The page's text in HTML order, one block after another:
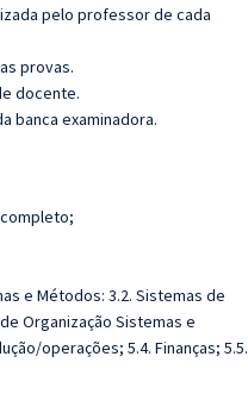
pelo professor de cada
provas.
docente.
banca examinadora.
e Métodos: 3.2. Sistemas de
Organização Sistemas e
operações; 5.4. Finanças; 5.5.